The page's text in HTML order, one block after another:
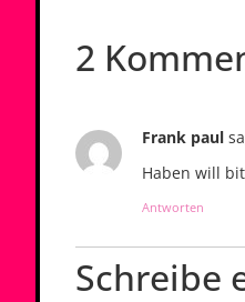
2
Frank paul
Haben will
Antworten
Schreibe